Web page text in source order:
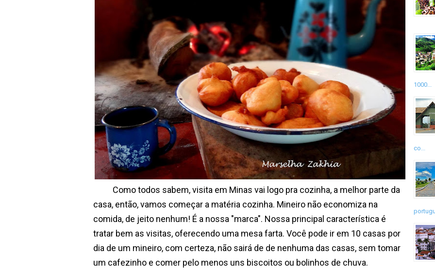
Como todos sabem, visita em Minas vai logo pra cozinha, a melhor parte da
casa, então, vamos começar a matéria cozinha. Mineiro não economiza na
comida, de jeito nenhum! É a nossa "marca". Nossa principal característica é
tratar bem as visitas, oferecendo uma mesa farta. Você pode ir em 10 casas por
dia de um mineiro, com certeza, não sairá de de nenhuma das casas, sem tomar
um cafezinho e comer pelo menos uns biscoitos ou bolinhos de chuva.
1000...
co...